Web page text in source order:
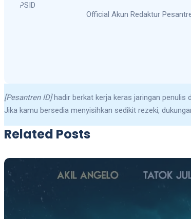
Official Akun Redaktur
[Pesantren ID]hadir berkat kerja keras jaringan penulis
Jika kamu bersedia menyisihkan sedikit rezeki,
Related Posts